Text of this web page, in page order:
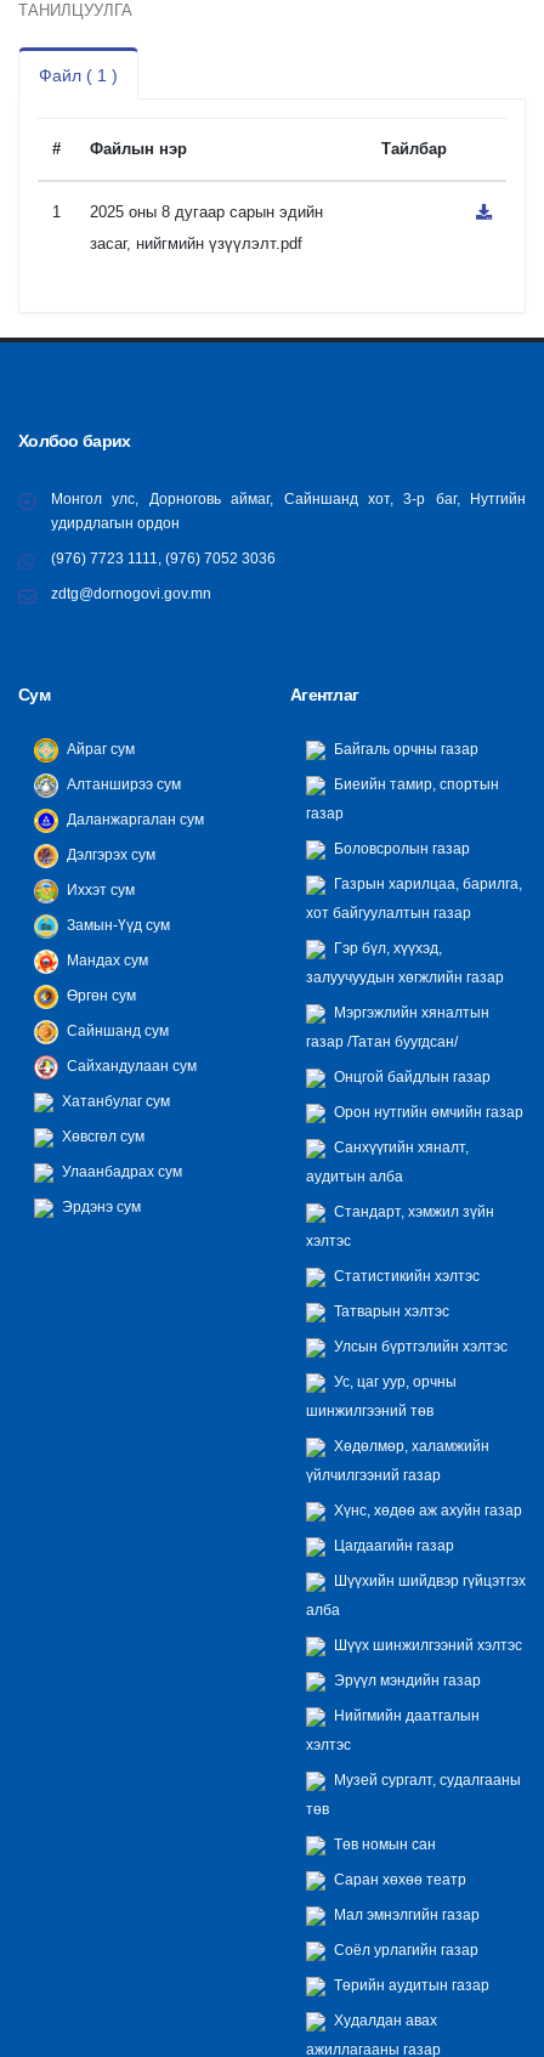
ТАНИЛЦУУЛГА
Файл ( 1 )
# Файлын нэр Тайлбар
1
2025 оны 8 дугаар сарын эдийн
засаг, нийгмийн үзүүлэлт.pdf
Холбоо барих
Монгол улс, Дорноговь аймаг, Сайншанд хот, 3-р баг, Нутгийн
удирдлагын ордон
(976) 7723 1111, (976) 7052 3036
zdtg@dornogovi.gov.mn
Сум
Айраг сум
Алтанширээ сум
Даланжаргалан сум
Дэлгэрэх сум
Иххэт сум
Замын-Үүд сум
Мандах сум
Өргөн сум
Сайншанд сум
Сайхандулаан сум
Хатанбулаг сум
Хөвсгөл сум
Улаанбадрах сум
Эрдэнэ сум
Агентлаг
Байгаль орчны газар
Биеийн тамир, спортын
газар
Боловсролын газар
Газрын харилцаа, барилга,
хот байгуулалтын газар
Гэр бүл, хүүхэд,
залуучуудын хөгжлийн газар
Мэргэжлийн хяналтын
газар /Татан буугдсан/
Онцгой байдлын газар
Орон нутгийн өмчийн газар
Санхүүгийн хяналт,
аудитын алба
Стандарт, хэмжил зүйн
хэлтэс
Статистикийн хэлтэс
Татварын хэлтэс
Улсын бүртгэлийн хэлтэс
Ус, цаг уур, орчны
шинжилгээний төв
Хөдөлмөр, халамжийн
үйлчилгээний газар
Хүнс, хөдөө аж ахуйн газар
Цагдаагийн газар
Шүүхийн шийдвэр гүйцэтгэх
алба
Шүүх шинжилгээний хэлтэс
Эрүүл мэндийн газар
Нийгмийн даатгалын
хэлтэс
Музей сургалт, судалгааны
төв
Төв номын сан
Саран хөхөө театр
Мал эмнэлгийн газар
Соёл урлагийн газар
Төрийн аудитын газар
Худалдан авах
ажиллагааны газар